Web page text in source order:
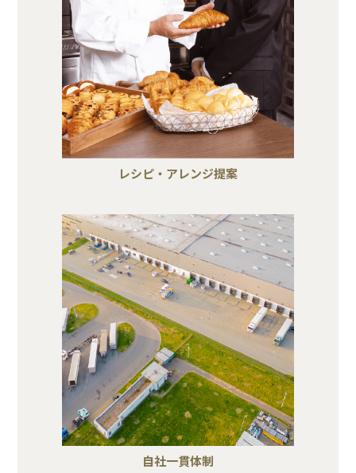
レシピ・アレンジ提案
自社一貫体制